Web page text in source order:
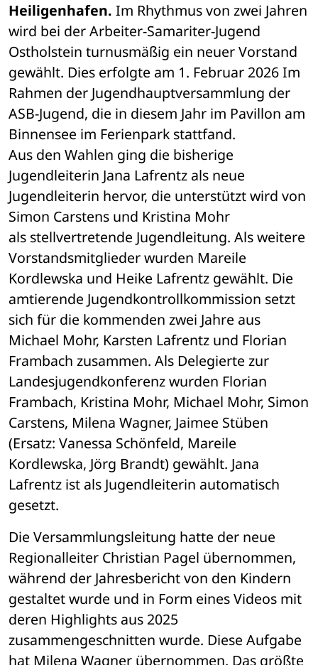
Heiligenhafen. Im Rhythmus von zwei Jahren
wird bei der Arbeiter-Samariter-Jugend
Ostholstein turnusmäßig ein neuer Vorstand
gewählt. Dies erfolgte am 1. Februar 2026 Im
Rahmen der Jugendhauptversammlung der
ASB-Jugend, die in diesem Jahr im Pavillon am
Binnensee im Ferienpark stattfand.
Aus den Wahlen ging die bisherige
Jugendleiterin Jana Lafrentz als neue
Jugendleiterin hervor, die unterstützt wird von
Simon Carstens und Kristina Mohr
als stellvertretende Jugendleitung. Als weitere
Vorstandsmitglieder wurden Mareile
Kordlewska und Heike Lafrentz gewählt. Die
amtierende Jugendkontrollkommission setzt
sich für die kommenden zwei Jahre aus
Michael Mohr, Karsten Lafrentz und Florian
Frambach zusammen. Als Delegierte zur
Landesjugendkonferenz wurden Florian
Frambach, Kristina Mohr, Michael Mohr, Simon
Carstens, Milena Wagner, Jaimee Stüben
(Ersatz: Vanessa Schönfeld, Mareile
Kordlewska, Jörg Brandt) gewählt. Jana
Lafrentz ist als Jugendleiterin automatisch
gesetzt.
Die Versammlungsleitung hatte der neue
Regionalleiter Christian Pagel übernommen,
während der Jahresbericht von den Kindern
gestaltet wurde und in Form eines Videos mit
deren Highlights aus 2025
zusammengeschnitten wurde. Diese Aufgabe
hat Milena Wagner übernommen. Das größte